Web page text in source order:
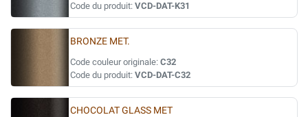
Code du produit: VCD-DAT-K31
BRONZE MET.
Code couleur originale: C32
Code du produit: VCD-DAT-C32
CHOCOLAT GLASS MET